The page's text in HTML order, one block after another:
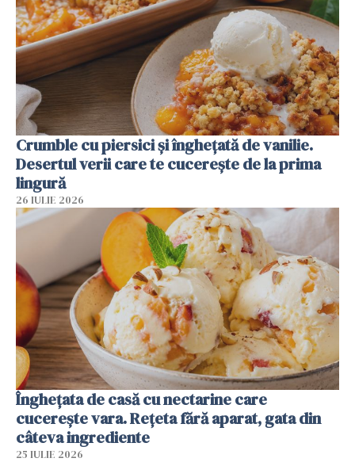
Crumble cu piersici și înghețată de vanilie.
Desertul verii care te cucerește de la prima
lingură
26 IULIE 2026
Înghețata de casă cu nectarine care
cucerește vara. Rețeta fără aparat, gata din
câteva ingrediente
25 IULIE 2026